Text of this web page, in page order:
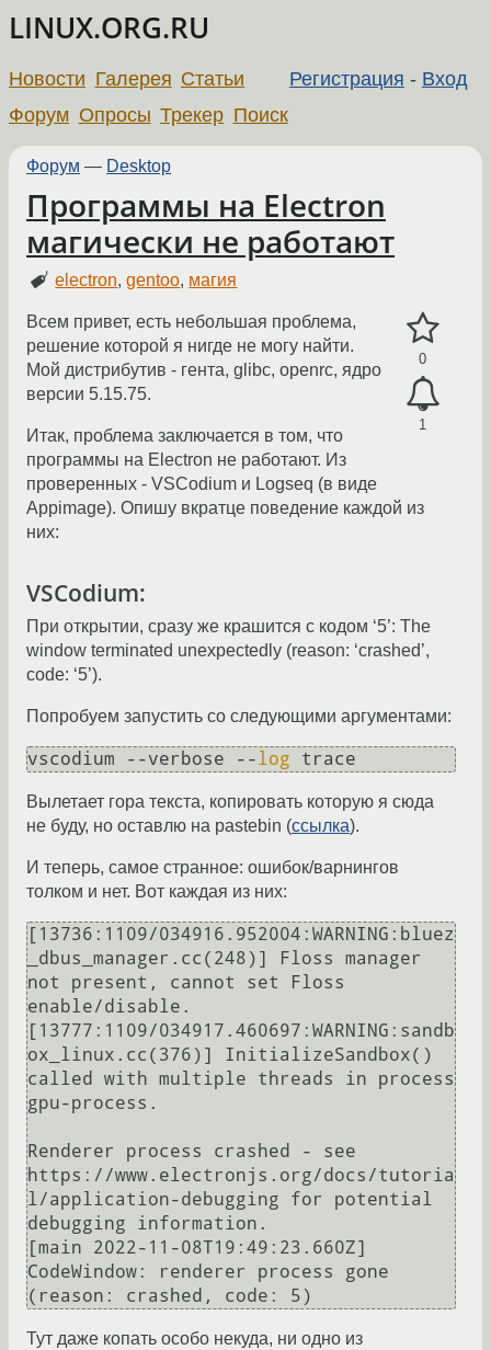
LINUX.ORG.RU
Регистрация - Вход
Новости Галерея Статьи
Форум Опросы Трекер Поиск
Форум — Desktop
Программы на Electron
магически не работают
electron,gentoo, магия
0
1
Всем привет, есть небольшая проблема,
решение которой я нигде не могу найти.
Мой дистрибутив - гента, glibc, openrc, ядро
версии 5.15.75.
Итак, проблема заключается в том, что
программы на Electron не работают. Из
проверенных - VSCodium и Logseq (в виде
Appimage). Опишу вкратце поведение каждой из
них:
VSCodium:
При открытии, сразу же крашится с кодом ‘5’: The
window terminated unexpectedly (reason: ‘crashed’,
code: ‘5’).
Попробуем запустить со следующими аргументами:
vscodium --verbose --log
Вылетает гора текста, копировать которую я сюда
не буду, но оставлю на pastebin (ссылка).
И теперь, самое странное: ошибок/варнингов
толком и нет. Вот каждая из них:
[13736:1109/034916.952004:WARNING:bluez
_dbus_manager.cc(248)] Floss manager
not present, cannot set Floss
enable/disable.
[13777:1109/034917.460697:WARNING:sandb
ox_linux.cc(376)] InitializeSandbox()
called with multiple threads in process
gpu-process.
Renderer process crashed - see
https://www.electronjs.org/docs/tutoria
l/application-debugging for potential
debugging information.
[main 2022-11-08T19:49:23.660Z]
CodeWindow: renderer process gone
Тут даже копать особо некуда, ни одно из